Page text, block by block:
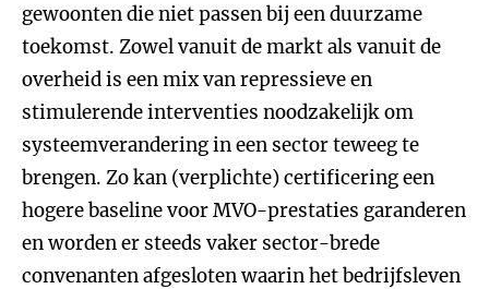
gewoonten die niet passen bij een duurzame
toekomst. Zowel vanuit de markt als vanuit de
overheid is een mix van repressieve en
stimulerende interventies noodzakelijk om
systeemverandering in een sector teweeg te
brengen. Zo kan (verplichte) certificering een
hogere baseline voor MVO-prestaties garanderen
en worden er steeds vaker sector-brede
convenanten afgesloten waarin het bedrijfsleven